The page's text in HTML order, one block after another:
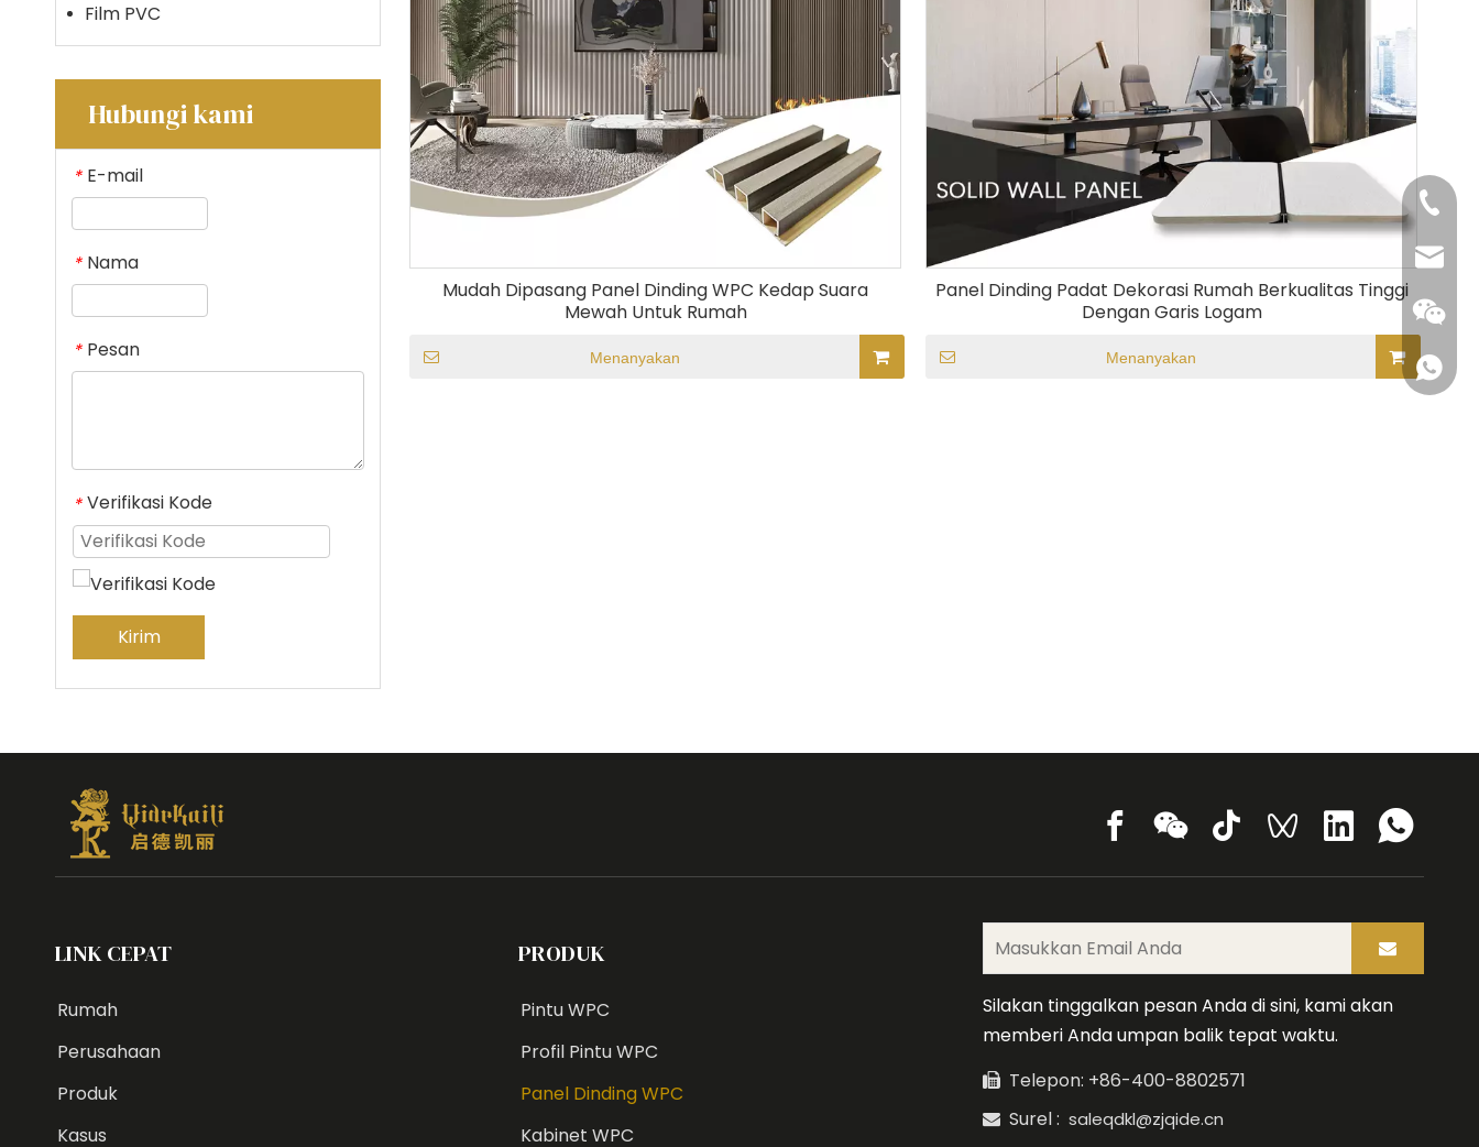
Film PVC
Hubungi kami
* E-mail
* Nama
* Pesan
* Verifikasi Kode
Kirim
Mudah Dipasang Panel Dinding WPC Kedap Suara
Mewah Untuk Rumah
Menanyakan
Panel Dinding Padat Dekorasi Rumah Berkualitas Tinggi
Dengan Garis Logam
Menanyakan
LINK CEPAT
Rumah
Perusahaan
Produk
Kasus
+86-
PRODUK
Pintu WPC
Profil Pintu WPC
Panel Dinding WPC
Kabinet WPC
Silakan tinggalkan pesan Anda di sini, kami akan
memberi Anda umpan balik tepat waktu.
Telepon: +86-400-8802571
Surel : saleqdkl@zjqide.cn